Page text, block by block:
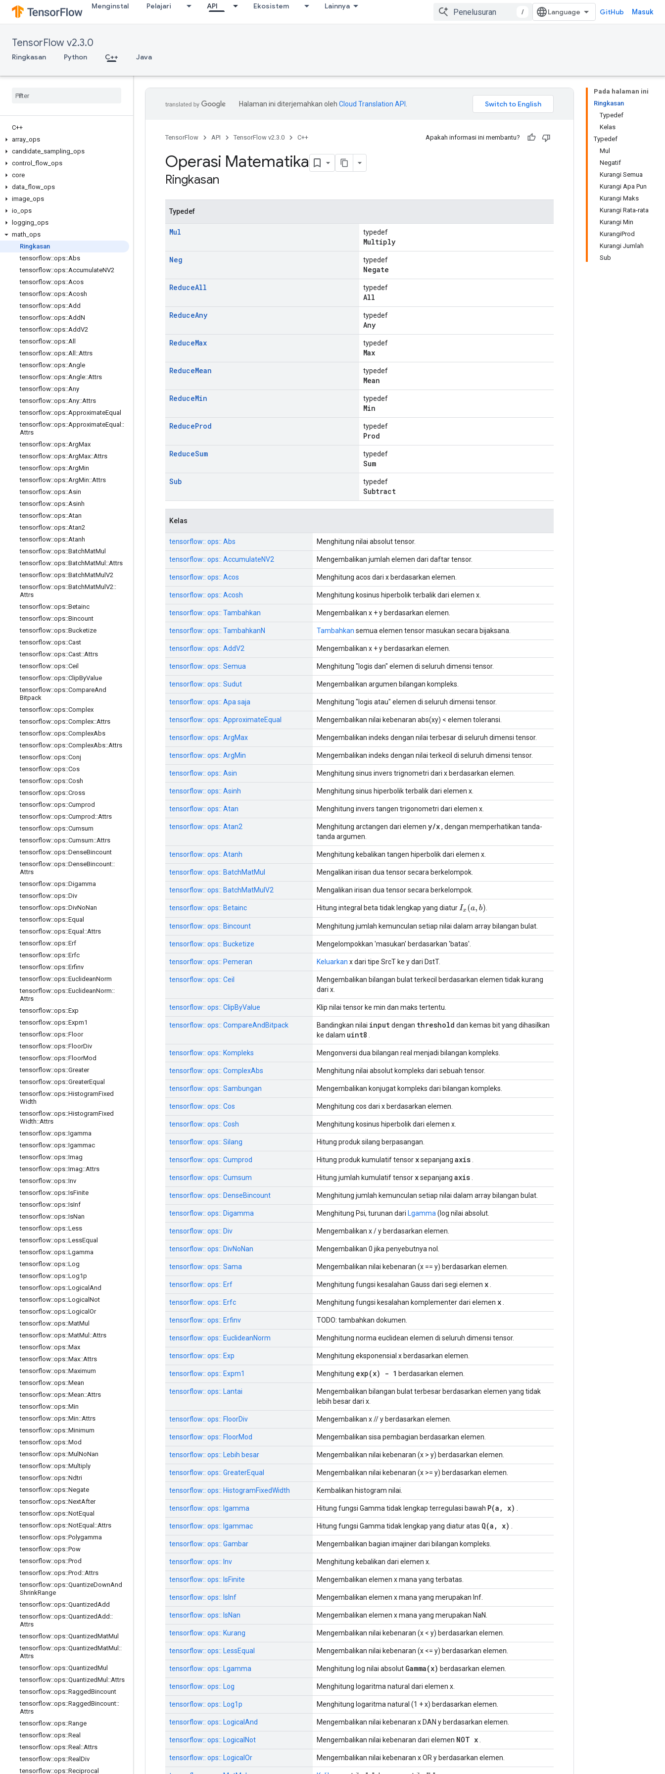
Menginstal Pelajari API Ekosistem Lainnya
/ GitHub Masuk
TensorFlow v2.3.0
Ringkasan Python C++ Java
C++
array ops
candidate sampling ops
control
flow ops
core
data flow ops
image ops
io ops
logging ops
math ops
Ringkasan
tensorflow::ops::Abs
tensorflow::ops::AccumulateNV2
tensorflow::ops::Acos
tensorflow::ops::Acosh
tensorflow::ops::Add
tensorflow::ops::AddN
tensorflow::ops::AddV2
tensorflow::ops::All
tensorflow::ops::All ::Attrs
tensorflow::ops::Angle
tensorflow::ops::Angle::Attrs
tensorflow::ops::Any
tensorflow::ops::Any::Attrs
tensorflow::ops::ApproximateEqual
tensorflow::ops::ApproximateEqual ::
Attrs
tensorflow::ops::ArgMax
tensorflow::ops::ArgMax::Attrs
tensorflow::ops::ArgMin
tensorflow::ops::ArgMin::Attrs
tensorflow::ops::Asin
tensorflow::ops::Asinh
tensorflow::ops::Atan
tensorflow::ops::Atan2
tensorflow::ops::Atanh
tensorflow::ops::BatchMatMul
tensorflow::ops::BatchMatMul ::Attrs
tensorflow::ops::BatchMatMul V2
tensorflow::ops::BatchMatMul V2::
Attrs
tensorflow::ops::Betainc
tensorflow::ops::Bincount
tensorflow::ops::Bucketize
tensorflow::ops::Cast
tensorflow::ops::Cast::Attrs
tensorflow::ops::Ceil
tensorflow::ops::ClipByValue
tensorflow::ops::CompareAnd
Bitpack
tensorflow::ops::Complex
tensorflow::ops::Complex::Attrs
tensorflow::ops::ComplexAbs
tensorflow::ops::ComplexAbs::Attrs
tensorflow::ops::Conj
tensorflow::ops::Cos
tensorflow::ops::Cosh
tensorflow::ops::Cross
tensorflow::ops::Cumprod
tensorflow::ops::Cumprod ::Attrs
tensorflow::ops::Cumsum
tensorflow::ops::Cumsum::Attrs
tensorflow::ops::DenseBincount
tensorflow::ops::DenseBincount::
Attrs
tensorflow::ops::Digamma
tensorflow::ops::Div
tensorflow::ops::DivNoNan
tensorflow::ops::Equal
tensorflow::ops::Equal ::Attrs
tensorflow::ops::Erf
tensorflow::ops::Erfc
tensorflow::ops::Erfinv
tensorflow::ops::EuclideanNorm
tensorflow::ops::EuclideanNorm::
Attrs
tensorflow::ops::Exp
tensorflow::ops::Expm1
tensorflow::ops::Floor
tensorflow::ops::FloorDiv
tensorflow::ops::FloorMod
tensorflow::ops::Greater
tensorflow::ops::GreaterEqual
tensorflow::ops::HistogramFixed
Width
tensorflow::ops::HistogramFixed
Width::Attrs
tensorflow::ops::Igamma
tensorflow::ops::Igammac
tensorflow::ops::Imag
tensorflow::ops::Imag::Attrs
tensorflow::ops::Inv
tensorflow::ops::IsFinite
tensorflow::ops::IsInf
tensorflow::ops::IsNan
tensorflow::ops::Less
tensorflow::ops::LessEqual
tensorflow::ops::Lgamma
tensorflow::ops::Log
tensorflow::ops::Log1p
tensorflow::ops::Logical And
tensorflow::ops::Logical Not
tensorflow::ops::Logical Or
tensorflow::ops::MatMul
tensorflow::ops::MatMul ::Attrs
tensorflow::ops::Max
tensorflow::ops::Max::Attrs
tensorflow::ops::Maximum
tensorflow::ops::Mean
tensorflow::ops::Mean::Attrs
tensorflow::ops::Min
tensorflow::ops::Min::Attrs
tensorflow::ops::Minimum
tensorflow::ops::Mod
tensorflow::ops::Mul NoNan
tensorflow::ops::Multiply
tensorflow::ops::Ndtri
tensorflow::ops::Negate
tensorflow::ops::NextAfter
tensorflow::ops::NotEqual
tensorflow::ops::NotEqual ::Attrs
tensorflow::ops::Polygamma
tensorflow::ops::Pow
tensorflow::ops::Prod
tensorflow::ops::Prod ::Attrs
tensorflow::ops::QuantizeDownAnd
ShrinkRange
tensorflow::ops::QuantizedAdd
tensorflow::ops::QuantizedAdd ::
Attrs
tensorflow::ops::QuantizedMatMul
tensorflow::ops::QuantizedMatMul ::
Attrs
tensorflow::ops::QuantizedMul
tensorflow::ops::QuantizedMul ::Attrs
tensorflow::ops::RaggedBincount
tensorflow::ops::RaggedBincount::
Attrs
tensorflow::ops::Range
tensorflow::ops::Real
tensorflow::ops::Real ::Attrs
tensorflow::ops::Real Div
tensorflow::ops::Reciprocal
Pada halaman ini
Ringkasan
Typedef
Kelas
Typedef
Mul
Negatif
Kurangi Semua
Kurangi Apa Pun
Kurangi Maks
Kurangi Rata-rata
Kurangi Min
KurangiProd
Kurangi Jumlah
Sub
Halaman ini diterjemahkan oleh Cloud Translation API
TensorFlow API TensorFlow v2.3.0 C++ Apakah informasi ini membantu?
Operasi Matematika
Ringkasan
Typedef
Mul typedef
Multiply
Neg
typedef
Negate
ReduceAll typedef
All
ReduceAny typedef
Any
ReduceMax typedef
Max
ReduceMean typedef
Mean
ReduceMin typedef
Min
ReduceProd typedef
Prod
ReduceSum typedef
Sum
Sub
typedef
Subtract
Kelas
tensorflow:: ops:: Abs Menghitung nilai absolut tensor.
tensorflow:: ops:: AccumulateNV2 Mengembalikan jumlah elemen dari daftar tensor.
tensorflow:: ops:: Acos Menghitung acos dari x berdasarkan elemen.
tensorflow:: ops:: Acosh Menghitung kosinus hiperbolik terbalik dari elemen x.
tensorflow:: ops:: Tambahkan Mengembalikan x + y berdasarkan elemen.
tensorflow:: ops:: TambahkanN Tambahkan semua elemen tensor masukan secara bijaksana.
tensorflow:: ops:: AddV2 Mengembalikan x + y berdasarkan elemen.
tensorflow:: ops:: Semua Menghitung "logis dan" elemen di seluruh dimensi tensor.
tensorflow:: ops:: Sudut Mengembalikan argumen bilangan kompleks.
tensorflow:: ops:: Apa saja Menghitung "logis atau" elemen di seluruh dimensi tensor.
tensorflow:: ops:: ApproximateEqual Mengembalikan nilai kebenaran abs(xy) < elemen toleransi.
tensorflow:: ops:: ArgMax Mengembalikan indeks dengan nilai terbesar di seluruh dimensi tensor.
tensorflow:: ops:: ArgMin Mengembalikan indeks dengan nilai terkecil di seluruh dimensi tensor.
tensorflow:: ops:: Asin Menghitung sinus invers trignometri dari x berdasarkan elemen.
tensorflow:: ops:: Asinh Menghitung sinus hiperbolik terbalik dari elemen x.
tensorflow:: ops:: Atan Menghitung invers tangen trigonometri dari elemen x.
tensorflow:: ops:: Atan2 Menghitung arctangen dari elemen y/x, dengan memperhatikan tanda-
tanda argumen.
tensorflow:: ops:: Atanh Menghitung kebalikan tangen hiperbolik dari elemen x.
tensorflow:: ops:: BatchMatMul Mengalikan irisan dua tensor secara berkelompok.
tensorflow:: ops:: BatchMatMulV2 Mengalikan irisan dua tensor secara berkelompok.
tensorflow:: ops:: Betainc Hitung integral beta tidak lengkap yang diatur Ix( a,b)
tensorflow:: ops:: Bincount Menghitung jumlah kemunculan setiap nilai dalam array bilangan bulat.
tensorflow:: ops:: Bucketize Mengelompokkan 'masukan' berdasarkan 'batas'.
tensorflow:: ops:: Pemeran Keluarkan x dari tipe SrcT ke y dari DstT.
tensorflow:: ops:: Ceil
Mengembalikan bilangan bulat terkecil berdasarkan elemen tidak kurang
dari x.
tensorflow:: ops:: ClipByValue Klip nilai tensor ke min dan maks tertentu.
tensorflow:: ops:: CompareAndBitpack Bandingkan nilai inputdengan threshold dan kemas bit yang dihasilkan
ke dalam uint8
tensorflow:: ops:: Kompleks Mengonversi dua bilangan real menjadi bilangan kompleks.
tensorflow:: ops:: ComplexAbs Menghitung nilai absolut kompleks dari sebuah tensor.
tensorflow:: ops:: Sambungan Mengembalikan konjugat kompleks dari bilangan kompleks.
tensorflow:: ops:: Cos Menghitung cos dari x berdasarkan elemen.
tensorflow:: ops:: Cosh Menghitung kosinus hiperbolik dari elemen x.
tensorflow:: ops:: Silang Hitung produk silang berpasangan.
tensorflow:: ops:: Cumprod Hitung produk kumulatif tensor xsepanjang axis
tensorflow:: ops:: Cumsum Hitung jumlah kumulatif tensor xsepanjang axis
tensorflow:: ops:: DenseBincount Menghitung jumlah kemunculan setiap nilai dalam array bilangan bulat.
tensorflow:: ops:: Digamma Menghitung Psi, turunan dari Lgamma (log nilai absolut.
tensorflow:: ops:: Div Mengembalikan x / y berdasarkan elemen.
tensorflow:: ops:: DivNoNan Mengembalikan 0 jika penyebutnya nol.
tensorflow:: ops:: Sama Mengembalikan nilai kebenaran (x == y) berdasarkan elemen.
tensorflow:: ops:: Erf Menghitung fungsi kesalahan Gauss dari segi elemen x
tensorflow:: ops:: Erfc Menghitung fungsi kesalahan komplementer dari elemen x
tensorflow:: ops:: Erfinv TODO: tambahkan dokumen.
tensorflow:: ops:: EuclideanNorm Menghitung norma euclidean elemen di seluruh dimensi tensor.
tensorflow:: ops:: Exp Menghitung eksponensial x berdasarkan elemen.
tensorflow:: ops:: Expm1 Menghitung exp(x) - 1 berdasarkan elemen.
tensorflow:: ops:: Lantai
Mengembalikan bilangan bulat terbesar berdasarkan elemen yang tidak
lebih besar dari x.
tensorflow:: ops:: FloorDiv Mengembalikan x // y berdasarkan elemen.
tensorflow:: ops:: FloorMod Mengembalikan sisa pembagian berdasarkan elemen.
tensorflow:: ops:: Lebih besar Mengembalikan nilai kebenaran (x > y) berdasarkan elemen.
tensorflow:: ops:: GreaterEqual Mengembalikan nilai kebenaran (x >= y) berdasarkan elemen.
tensorflow:: ops:: HistogramFixedWidth Kembalikan histogram nilai.
tensorflow:: ops:: Igamma Hitung fungsi Gamma tidak lengkap terregulasi bawah P(a, x)
tensorflow:: ops:: Igammac Hitung fungsi Gamma tidak lengkap yang diatur atas Q(a, x)
tensorflow:: ops:: Gambar Mengembalikan bagian imajiner dari bilangan kompleks.
tensorflow:: ops:: Inv Menghitung kebalikan dari elemen x.
tensorflow:: ops:: IsFinite Mengembalikan elemen x mana yang terbatas.
tensorflow:: ops:: IsInf Mengembalikan elemen x mana yang merupakan Inf.
tensorflow:: ops:: IsNan Mengembalikan elemen x mana yang merupakan NaN.
tensorflow:: ops:: Kurang Mengembalikan nilai kebenaran (x < y) berdasarkan elemen.
tensorflow:: ops:: LessEqual Mengembalikan nilai kebenaran (x <= y) berdasarkan elemen.
tensorflow:: ops:: Lgamma Menghitung log nilai absolut Gamma(x) berdasarkan elemen.
tensorflow:: ops:: Log Menghitung logaritma natural dari elemen x.
tensorflow:: ops:: Log1p Menghitung logaritma natural (1 + x) berdasarkan elemen.
tensorflow:: ops:: LogicalAnd Mengembalikan nilai kebenaran x DAN y berdasarkan elemen.
tensorflow:: ops:: LogicalNot Mengembalikan nilai kebenaran dari elemen NOT x
tensorflow:: ops:: LogicalOr Mengembalikan nilai kebenaran x OR y berdasarkan elemen.